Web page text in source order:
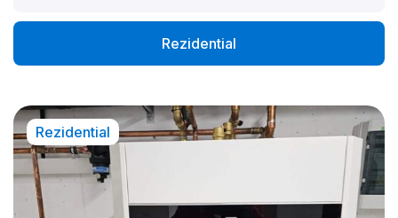
Rezidential
Rezidential